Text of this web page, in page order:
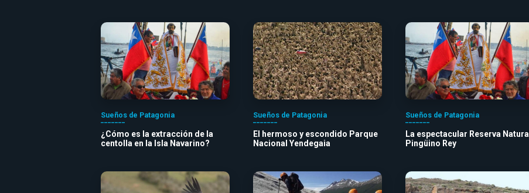
Sueños de Patagonia
¿Cómo es la extracción de la
centolla en la Isla Navarino?
Sueños de Patagonia
El hermoso y escondido Parque
Nacional Yendegaia
Sueños de Patagonia
La espectacular Reserva Natural
Pingüino Rey